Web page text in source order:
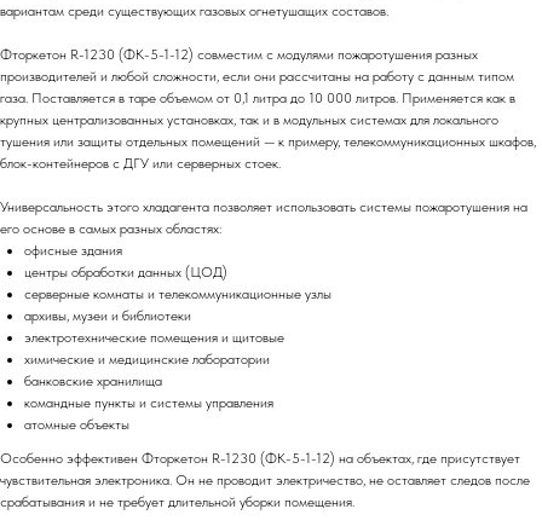
вариантам среди существующих газовых огнетушащих составов.
Фторкетон R-1230 (ФК-5-1-12) совместим с модулями пожаротушения разных
производителей и любой сложности, если они рассчитаны на работу с данным типом
газа. Поставляется в таре объемом от 0,1 литра до 10 000 литров. Применяется как в
крупных централизованных установках, так и в модульных системах для локального
тушения или защиты отдельных помещений — к примеру, телекоммуникационных шкафов,
блок-контейнеров с ДГУ или серверных стоек.
Универсальность этого хладагента позволяет использовать системы пожаротушения на
его основе в самых разных областях:
офисные здания
центры обработки данных (ЦОД)
серверные комнаты и телекоммуникационные узлы
архивы, музеи и библиотеки
электротехнические помещения и щитовые
химические и медицинские лаборатории
банковские хранилища
командные пункты и системы управления
атомные объекты
Особенно эффективен Фторкетон R-1230 (ФК-5-1-12) на объектах, где присутствует
чувствительная электроника. Он не проводит электричество, не оставляет следов после
срабатывания и не требует длительной уборки помещения.